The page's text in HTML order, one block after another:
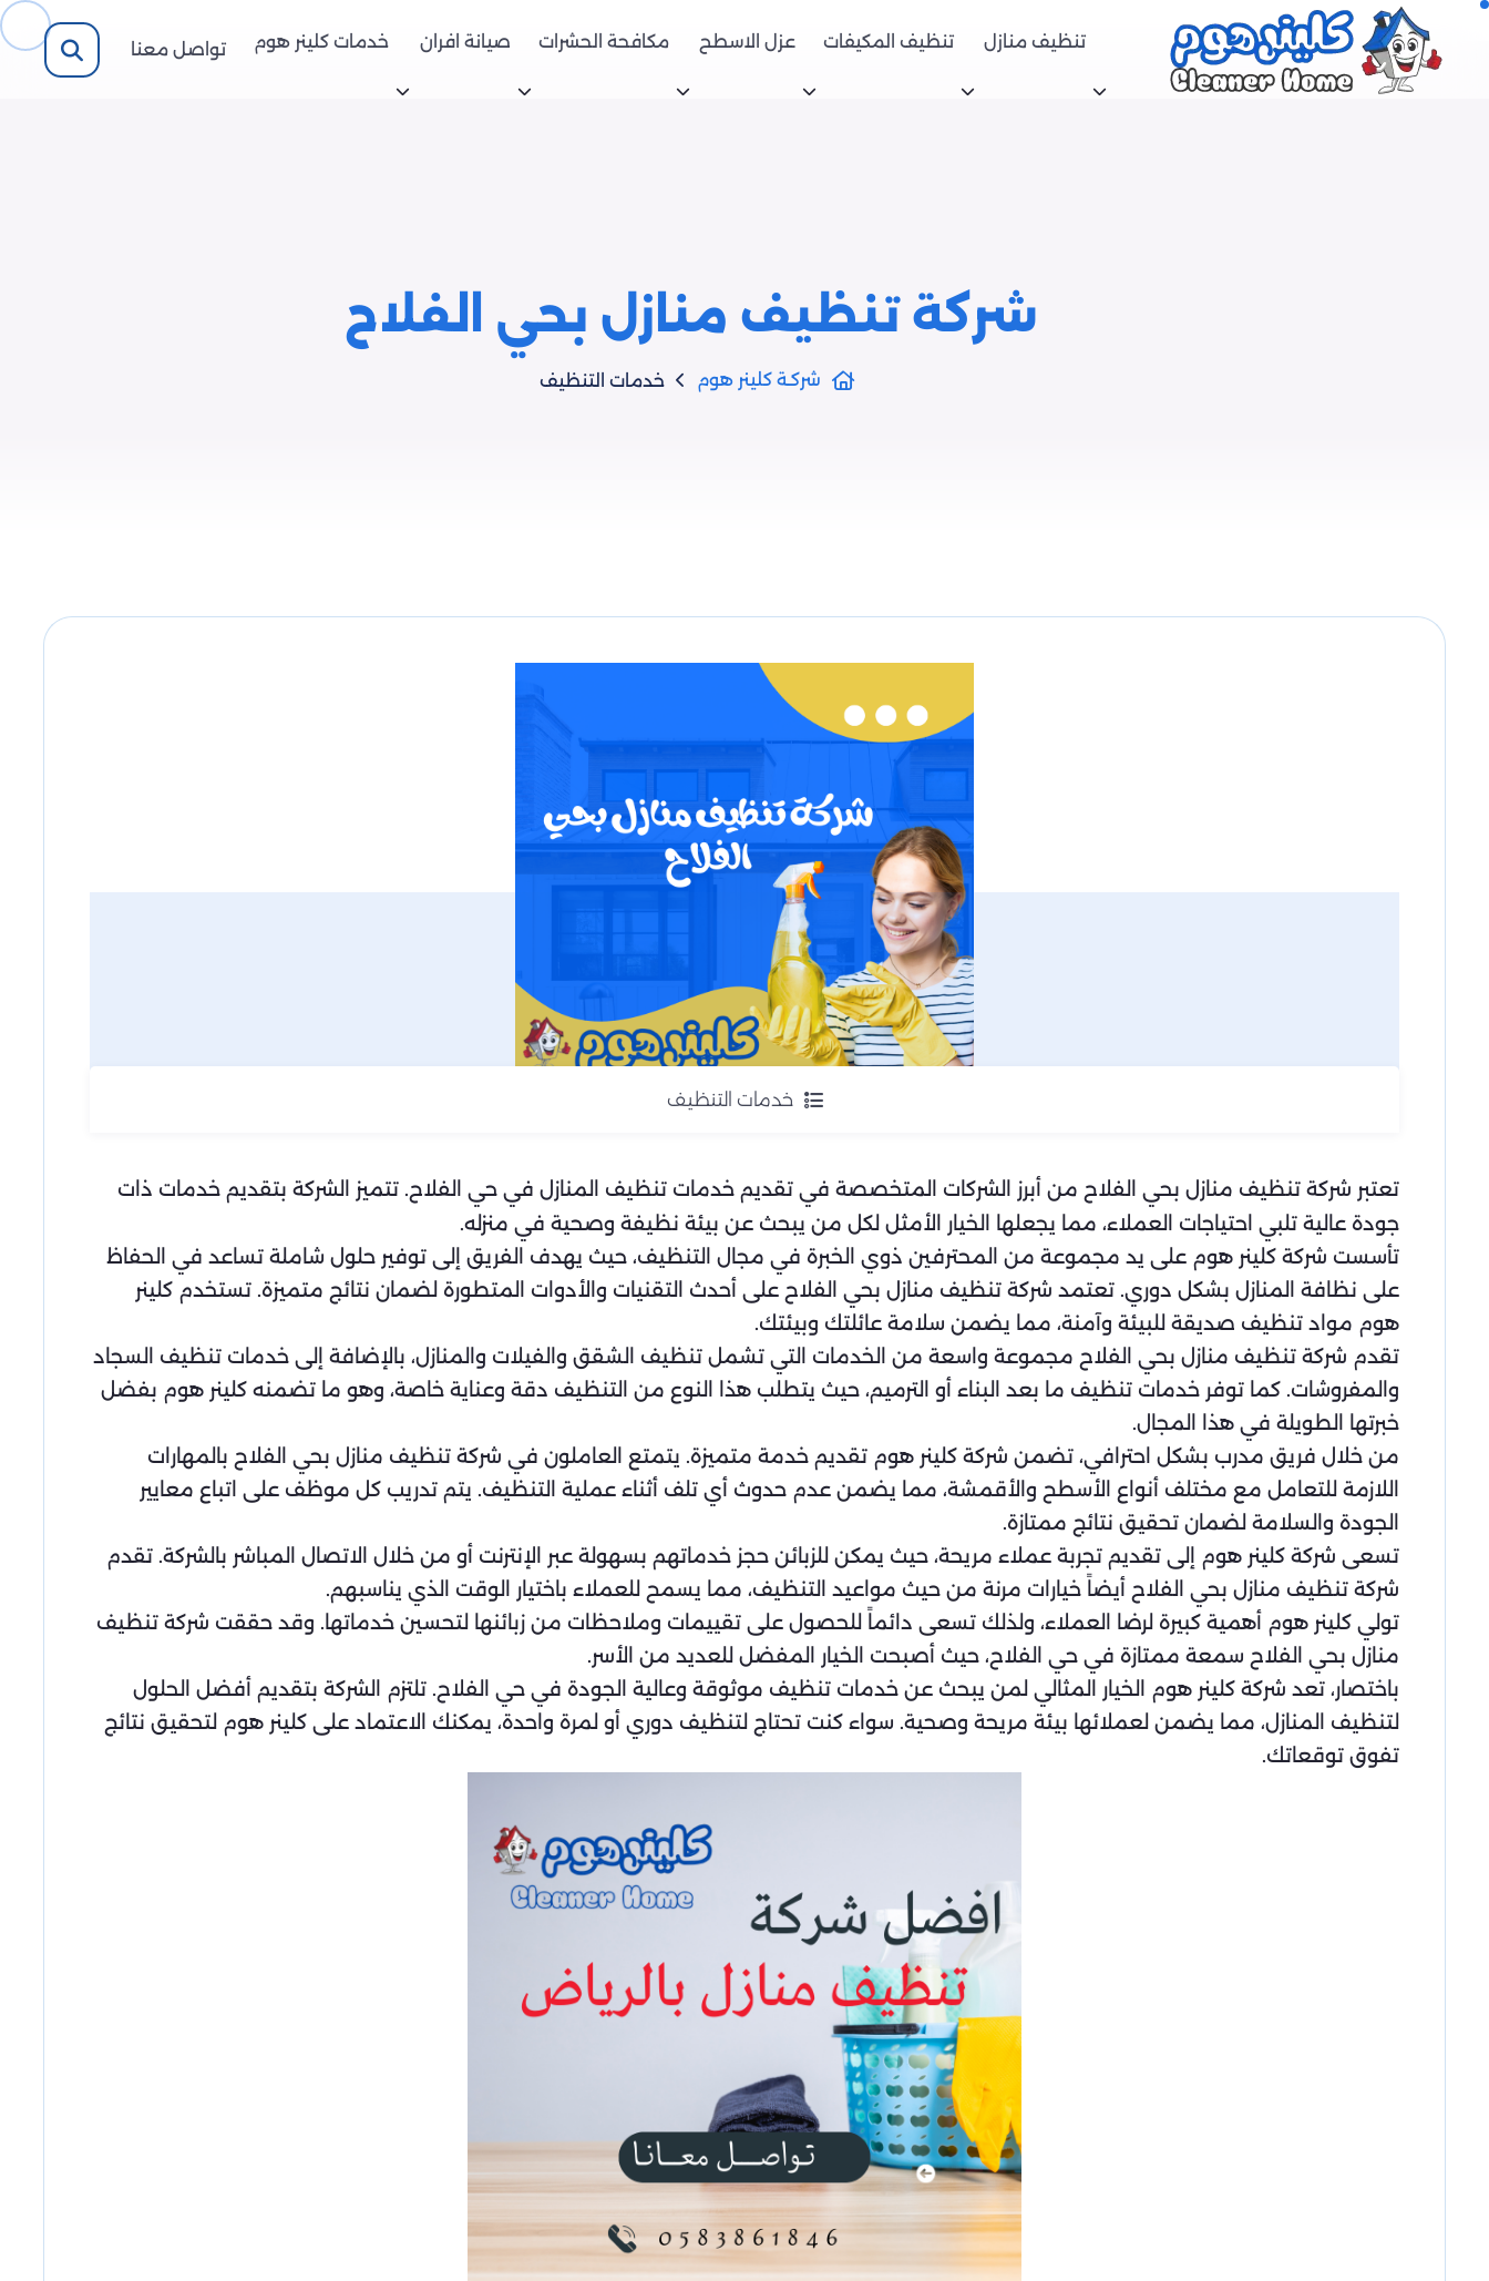
تنظيف منازل تنظيف المكيفات عزل الاسطح مكافحة الحشرات صيانة افران خدمات كلينر هوم تواصل معنا
شركة تنظيف منازل بحي الفلاح
شركـة كلينر هوم خدمات التنظيف
خدمات التنظيف
تعتبر شركة تنظيف منازل بحي الفلاح من أبرز الشركات المتخصصة في تقديم خدمات تنظيف المنازل في حي الفلاح. تتميز الشركة بتقديم خدمات ذات
جودة عالية تلبي احتياجات العملاء، مما يجعلها الخيار الأمثل لكل من يبحث عن بيئة نظيفة وصحية في منزله.
تأسست شركة كلينر هوم على يد مجموعة من المحترفين ذوي الخبرة في مجال التنظيف، حيث يهدف الفريق إلى توفير حلول شاملة تساعد في الحفاظ
على نظافة المنازل بشكل دوري. تعتمد شركة تنظيف منازل بحي الفلاح على أحدث التقنيات والأدوات المتطورة لضمان نتائج متميزة. تستخدم كلينر
هوم مواد تنظيف صديقة للبيئة وآمنة، مما يضمن سلامة عائلتك وبيئتك.
تقدم شركة تنظيف منازل بحي الفلاح مجموعة واسعة من الخدمات التي تشمل تنظيف الشقق والفيلات والمنازل، بالإضافة إلى خدمات تنظيف السجاد
والمفروشات. كما توفر خدمات تنظيف ما بعد البناء أو الترميم، حيث يتطلب هذا النوع من التنظيف دقة وعناية خاصة، وهو ما تضمنه كلينر هوم بفضل
خبرتها الطويلة في هذا المجال.
من خلال فريق مدرب بشكل احترافي، تضمن شركة كلينر هوم تقديم خدمة متميزة. يتمتع العاملون في شركة تنظيف منازل بحي الفلاح بالمهارات
اللازمة للتعامل مع مختلف أنواع الأسطح والأقمشة، مما يضمن عدم حدوث أي تلف أثناء عملية التنظيف. يتم تدريب كل موظف على اتباع معايير
الجودة والسلامة لضمان تحقيق نتائج ممتازة.
تسعى شركة كلينر هوم إلى تقديم تجربة عملاء مريحة، حيث يمكن للزبائن حجز خدماتهم بسهولة عبر الإنترنت أو من خلال الاتصال المباشر بالشركة. تقدم
شركة تنظيف منازل بحي الفلاح أيضاً خيارات مرنة من حيث مواعيد التنظيف، مما يسمح للعملاء باختيار الوقت الذي يناسبهم.
تولي كلينر هوم أهمية كبيرة لرضا العملاء، ولذلك تسعى دائماً للحصول على تقييمات وملاحظات من زبائنها لتحسين خدماتها. وقد حققت شركة تنظيف
منازل بحي الفلاح سمعة ممتازة في حي الفلاح، حيث أصبحت الخيار المفضل للعديد من الأسر.
باختصار، تعد شركة كلينر هوم الخيار المثالي لمن يبحث عن خدمات تنظيف موثوقة وعالية الجودة في حي الفلاح. تلتزم الشركة بتقديم أفضل الحلول
لتنظيف المنازل، مما يضمن لعملائها بيئة مريحة وصحية. سواء كنت تحتاج لتنظيف دوري أو لمرة واحدة، يمكنك الاعتماد على كلينر هوم لتحقيق نتائج
تفوق توقعاتك.